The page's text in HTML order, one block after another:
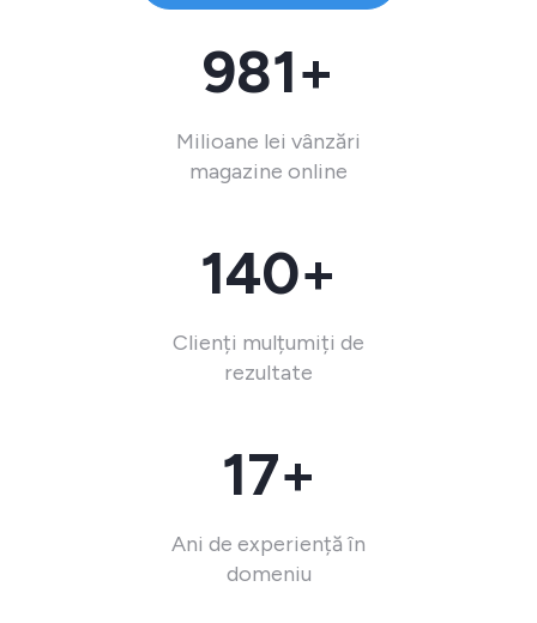
981+
Milioane lei vânzări
magazine online
140+
Clienți mulțumiți de
rezultate
17+
Ani de experiență în
domeniu